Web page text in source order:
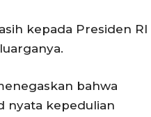
kepada Presiden RI
bahwa
nyata kepedulian